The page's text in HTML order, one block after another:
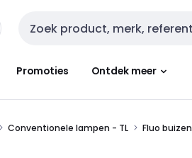
Zoekveld invoer
Promoties Ontdek meer
Conventionele lampen - TL Fluo buizen